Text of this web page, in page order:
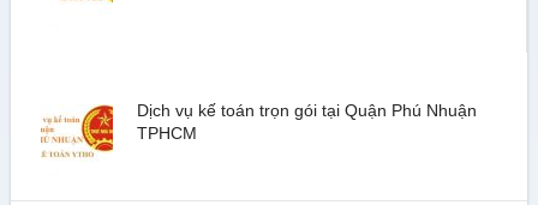
Dịch vụ kế toán trọn gói tại Quận Phú Nhuận
TPHCM